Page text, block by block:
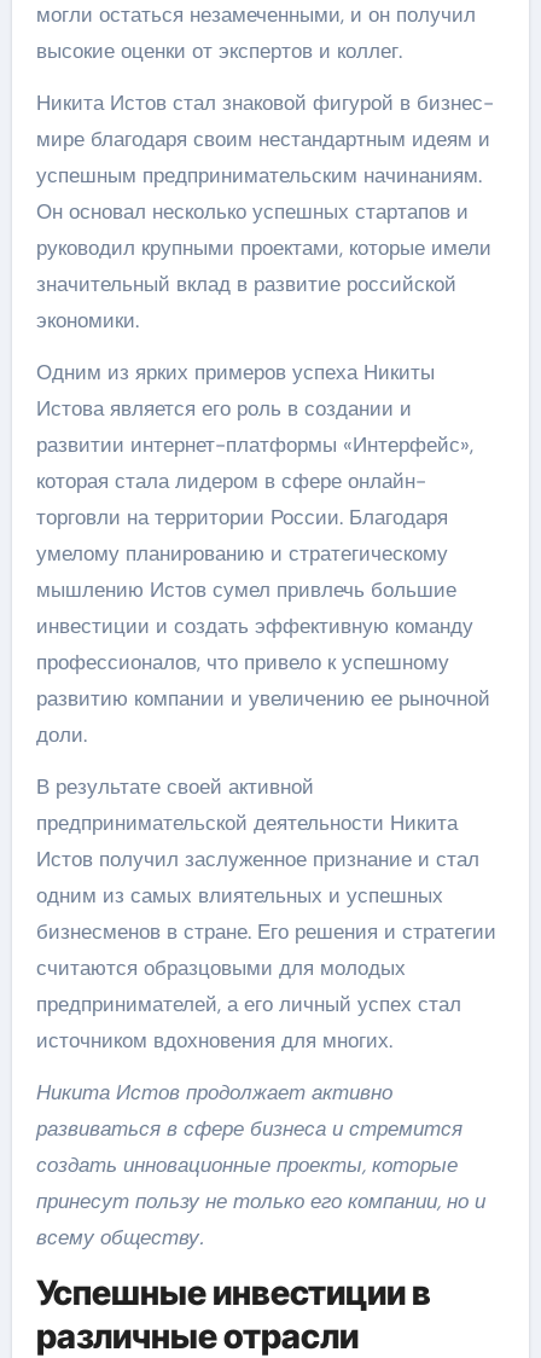
могли остаться незамеченными, и он получил
высокие оценки от экспертов и коллег.
Никита Истов стал знаковой фигурой в бизнес-
мире благодаря своим нестандартным идеям и
успешным предпринимательским начинаниям.
Он основал несколько успешных стартапов и
руководил крупными проектами, которые имели
значительный вклад в развитие российской
экономики.
Одним из ярких примеров успеха Никиты
Истова является его роль в создании и
развитии интернет-платформы «Интерфейс»,
которая стала лидером в сфере онлайн-
торговли на территории России. Благодаря
умелому планированию и стратегическому
мышлению Истов сумел привлечь большие
инвестиции и создать эффективную команду
профессионалов, что привело к успешному
развитию компании и увеличению ее рыночной
доли.
В результате своей активной
предпринимательской деятельности Никита
Истов получил заслуженное признание и стал
одним из самых влиятельных и успешных
бизнесменов в стране. Его решения и стратегии
считаются образцовыми для молодых
предпринимателей, а его личный успех стал
источником вдохновения для многих.
Никита Истов продолжает активно
развиваться в сфере бизнеса и стремится
создать инновационные проекты, которые
принесут пользу не только его компании, но и
всему обществу.
Успешные инвестиции в
различные отрасли